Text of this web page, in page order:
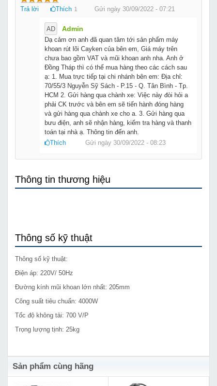
Trả lời Thích 1 Gửi ngày 30/09/2022 - 07:21
AD Admin
Dạ cảm ơn anh đã quan tâm tới sản phẩm máy
khoan rút lõi Cayken của bên em, Giá máy trên
chưa bao gồm VAT và mũi khoan anh nha. Anh ở
Đồng Tháp thì có thể mua hàng theo các cách sau
ạ: 1. Mua trực tiếp tại chi nhánh bên em: Địa chỉ:
70/55/3 Nguyễn Sỹ Sách - P.15 - Q. Tân Bình - Tp.
HCM 2. Gửi hàng qua chành xe: Việc này đòi hỏi a
phải CK trước và bên em sẽ tiến hành đóng hàng
và gửi hàng qua chành xe cho a. 3. Gửi hàng qua
bưu điện, anh sẽ nhận hàng, kiểm tra hàng và thanh
toán tại nhà ạ. Thông tin đến anh.
Thích
Gửi ngày 30/09/2022 - 08:23
Thông tin thương hiệu
Thông số kỹ thuật
Thông số kỹ thuật:
Điện áp: 220V/ 50Hz
Đường kính mũi khoan lớn nhất: 205mm
Công suất tiêu chuẩn: 4000W
Tốc độ không tải: 700 V/P
Trọng lượng tịnh: 25kg
Sản phẩm cùng hãng